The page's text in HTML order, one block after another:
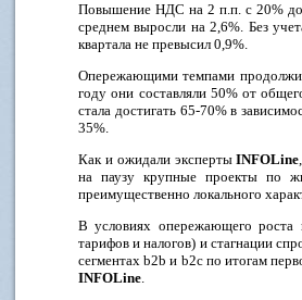
Повышение НДС на 2 п.п. с 20% до
среднем выросли на 2,6%. Без
квартала не превысил 0,9%.
Опережающими темпами
году они составляли 50% от
стала достигать 65-70% в
35%.
Как и ожидали экспертыINFOLine
на паузу крупные проекты по
преимущественно локального
В условиях опережающего роста
тарифов и налогов) и стагнации
сегментах b2b и b2c по итогам
INFOLine.